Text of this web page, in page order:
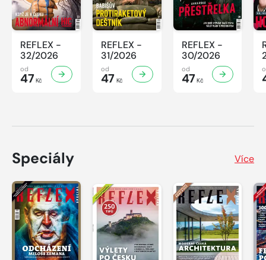
REFLEX -
32/2026
od
47 Kč
REFLEX -
31/2026
od
47 Kč
REFLEX -
30/2026
od
47Kč
Speciály Více